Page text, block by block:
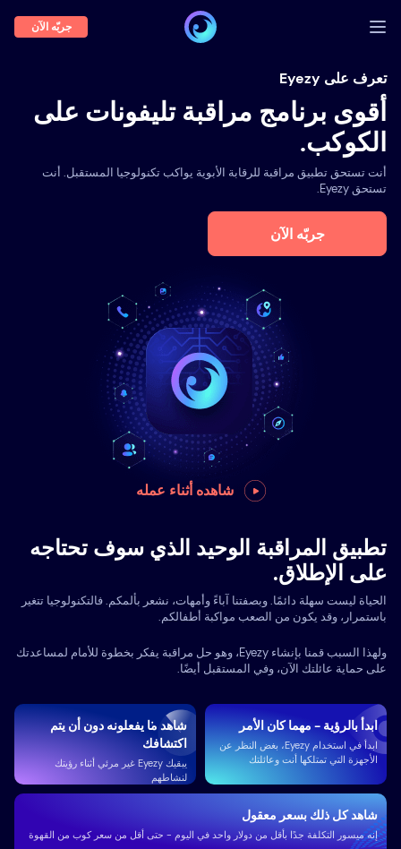
تسجيل الدخول
عرض توضيحي
السمات
نبذة عنا
المدونة
جربّه الآن
تعرف على Eyezy
أقوى برنامج مراقبة تليفونات على
الكوكب.
أنت تستحق تطبيق مراقبة للرقابة الأبوية يواكب تكنولوجيا المستقبل. أنت
تستحق Eyezy.
جربّه الآن
شاهده أثناء عمله
تطبيق المراقبة الوحيد الذي سوف تحتاجه
على الإطلاق.
الحياة ليست سهلة دائمًا. وبصفتنا آباءً وأمهات، نشعر بألمكم. فالتكنولوجيا تتغير
باستمرار، وقد يكون من الصعب مواكبة أطفالكم.
ولهذا السبب قمنا بإنشاء Eyezy، وهو حل مراقبة يفكر بخطوة للأمام لمساعدتك
على حماية عائلتك الآن، وفي المستقبل أيضًا.
ابدأ بالرؤية - مهما كان الأمر
ابدأ في استخدام Eyezy، بغض النظر عن
الأجهزة التي تمتلكها أنت وعائلتك
شاهد ما يفعلونه دون أن يتم
اكتشافك
يبقيك Eyezy غير مرئي أثناء رؤيتك
لنشاطهم
شاهد كل ذلك بسعر معقول
إنه ميسور التكلفة جدًا بأقل من دولار واحد في اليوم - حتى أقل من سعر كوب من القهوة